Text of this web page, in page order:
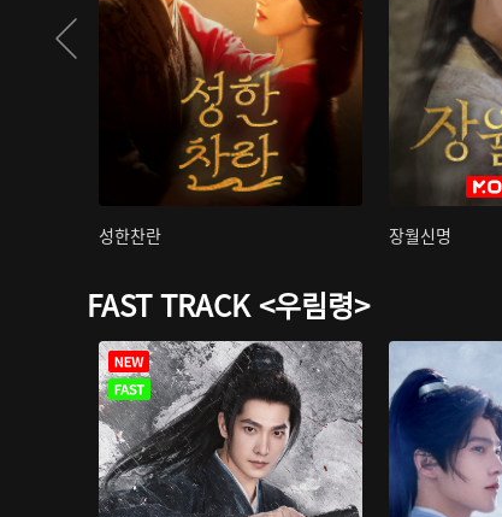
성한찬란 장월신명
FAST TRACK <우림령>